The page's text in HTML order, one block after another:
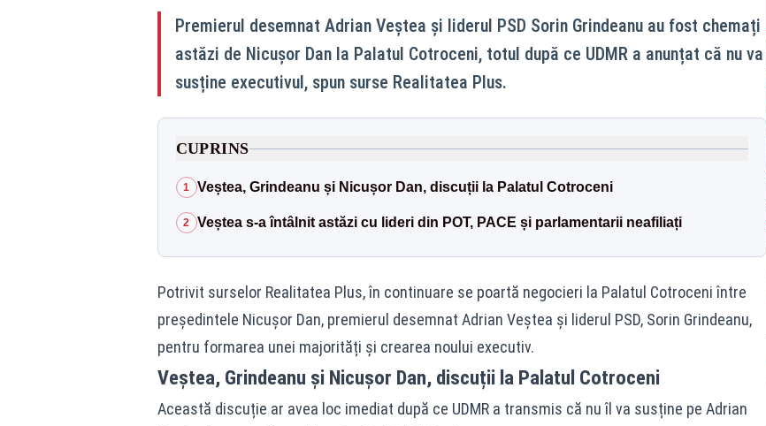
Premierul desemnat Adrian Veștea și liderul PSD Sorin Grindeanu au fost chemați
astăzi de Nicușor Dan la Palatul Cotroceni, totul după ce UDMR a anunțat că nu va
susține executivul, spun surse Realitatea Plus.
CUPRINS
1 Veștea, Grindeanu și Nicușor Dan, discuții la Palatul Cotroceni
2 Veștea s-a întâlnit astăzi cu lideri din POT, PACE și parlamentarii neafiliați
Potrivit surselor Realitatea Plus, în continuare se poartă negocieri la Palatul Cotroceni între
președintele Nicușor Dan, premierul desemnat Adrian Veștea și liderul PSD, Sorin Grindeanu,
pentru formarea unei majorități și crearea noului executiv.
Veștea, Grindeanu și Nicușor Dan, discuții la Palatul Cotroceni
Această discuție ar avea loc imediat după ce UDMR a transmis că nu îl va susține pe Adrian